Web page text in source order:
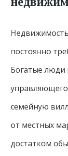
постоянно
Богатые люди
семейную
от местных
достатком